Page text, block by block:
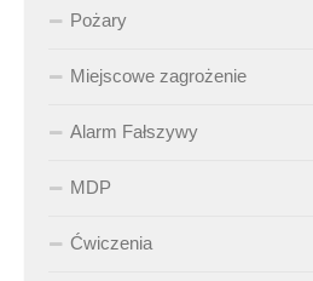
Pożary
Miejscowe zagrożenie
Alarm Fałszywy
MDP
Ćwiczenia